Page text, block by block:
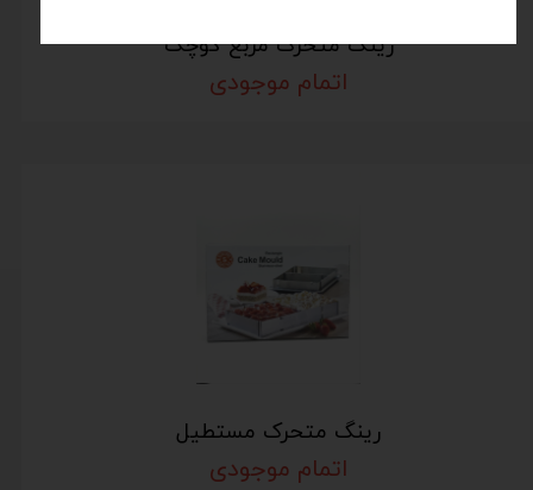
رینگ متحرک مربع کوچک
اتمام موجودی
رینگ متحرک مستطیل
اتمام موجودی